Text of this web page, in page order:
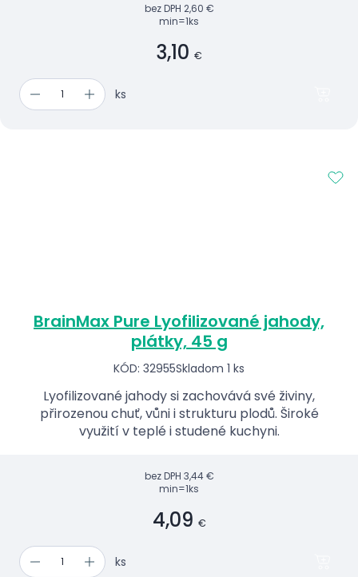
bez DPH 2,60 €
min=1ks
3,10 €
ks
BrainMax Pure Lyofilizované jahody,
plátky, 45 g
KÓD: 32955Skladom 1 ks
Lyofilizované jahody si zachovává své živiny,
přirozenou chuť, vůni i strukturu plodů. Široké
využití v teplé i studené kuchyni.
bez DPH 3,44 €
min=1ks
4,09 €
ks